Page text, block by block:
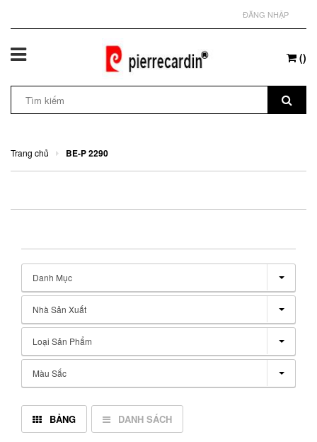
ĐĂNG NHẬP
()
Trang chủ BE-P 2290
Danh Mục
Nhà Sản Xuất
Loại Sản Phẩm
Màu Sắc
BẢNG DANH SÁCH